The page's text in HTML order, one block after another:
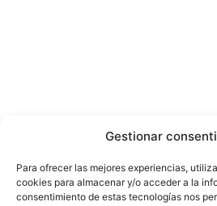
Gestionar
Para ofrecer las mejores experiencias,
cookies para almacenar y/o acceder a la
consentimiento de estas tecnologías nos